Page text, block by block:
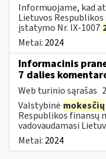
Informuojame, kad
Lietuvos
įstatymo Nr. IX-1007
Metai: 2024
Informacinis
7 dalies
Web turinio sąrašas
Valstybinė mokesčių
Respublikos finansų
vadovaudamasi
Metai: 2024